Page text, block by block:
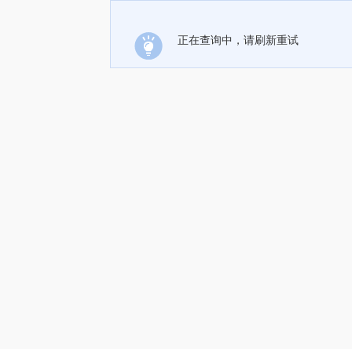
正在查询中，请刷新重试